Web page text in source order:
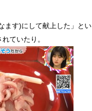
ます)にして献上した」と
ていたり。